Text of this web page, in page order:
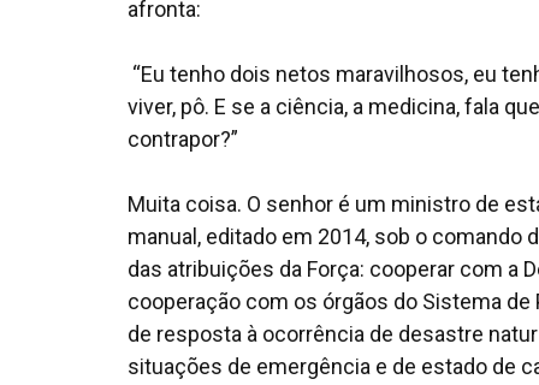
afronta:
“Eu tenho dois netos maravilhosos, eu
viver, pô. E se a ciência, a medicina, fala
contrapor?”
Muita coisa. O senhor é um ministro de
manual, editado em 2014, sob o comando
das atribuições da Força: cooperar com a
cooperação com os órgãos do Sistema
de resposta à ocorrência de desastre
situações de emergência e de estado de